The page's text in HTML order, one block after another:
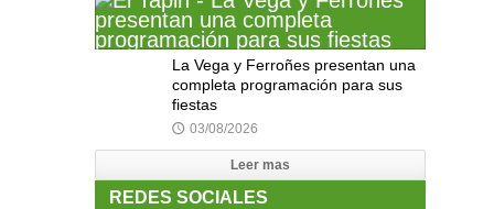
La Vega y Ferroñes presentan una
completa programación para sus
fiestas
🕔 03/08/2026
Leer mas
REDES SOCIALES